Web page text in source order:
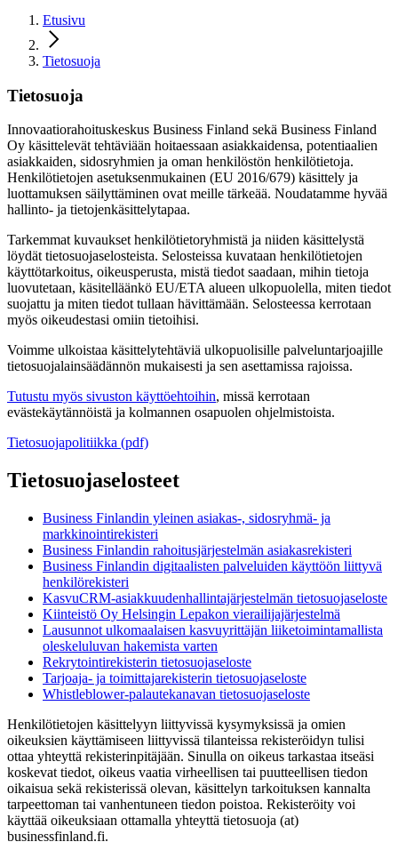
Etusivu
Tietosuoja
Tietosuoja
Innovaatiorahoituskeskus Business Finland sekä Business Finland
Oy käsittelevät tehtäviään hoitaessaan asiakkaidensa, potentiaalien
asiakkaiden, sidosryhmien ja oman henkilöstön henkilötietoja.
Henkilötietojen asetuksenmukainen (EU 2016/679) käsittely ja
luottamuksen säilyttäminen ovat meille tärkeää. Noudatamme hyvää
hallinto- ja tietojenkäsittelytapaa.
Tarkemmat kuvaukset henkilötietoryhmistä ja niiden käsittelystä
löydät tietosuojaselosteista. Selosteissa kuvataan henkilötietojen
käyttötarkoitus, oikeusperusta, mistä tiedot saadaan, mihin tietoja
luovutetaan, käsitelläänkö EU/ETA alueen ulkopuolella, miten tiedot
suojattu ja miten tiedot tullaan hävittämään. Selosteessa kerrotaan
myös oikeudestasi omiin tietoihisi.
Voimme ulkoistaa käsittelytehtäviä ulkopuolisille palveluntarjoajille
tietosuojalainsäädännön mukaisesti ja sen asettamissa rajoissa.
Tutustu myös sivuston käyttöehtoihin, missä kerrotaan
evästekäytännöistä ja kolmannen osapuolen ohjelmistoista.
Tietosuojapolitiikka (pdf)
Tietosuojaselosteet
Business Finlandin yleinen asiakas-, sidosryhmä- ja
markkinointirekisteri
Business Finlandin rahoitusjärjestelmän asiakasrekisteri
Business Finlandin digitaalisten palveluiden käyttöön liittyvä
henkilörekisteri
KasvuCRM-asiakkuudenhallintajärjestelmän tietosuojaseloste
Kiinteistö Oy Helsingin Lepakon vierailijajärjestelmä
Lausunnot ulkomaalaisen kasvuyrittäjän liiketoimintamallista
oleskeluluvan hakemista varten
Rekrytointirekisterin tietosuojaseloste
Tarjoaja- ja toimittajarekisterin tietosuojaseloste
Whistleblower-palautekanavan tietosuojaseloste
Henkilötietojen käsittelyyn liittyvissä kysymyksissä ja omien
oikeuksien käyttämiseen liittyvissä tilanteissa rekisteröidyn tulisi
ottaa yhteyttä rekisterinpitäjään. Sinulla on oikeus tarkastaa itseäsi
koskevat tiedot, oikeus vaatia virheellisen tai puutteellisen tiedon
oikaisua sekä rekisterissä olevan, käsittelyn tarkoituksen kannalta
tarpeettoman tai vanhentuneen tiedon poistoa. Rekisteröity voi
käyttää oikeuksiaan ottamalla yhteyttä tietosuoja (at)
businessfinland.fi.